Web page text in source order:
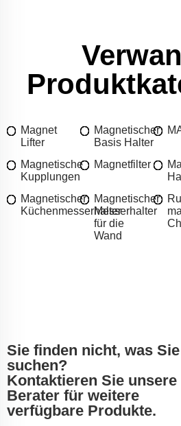
Magnet
Lifter
Magnetischer
Basis Halter
Magnetische
Kupplungen
Magnetfilter
Magnetischer
Küchenmesserhalter
Magnetischer
Messerhalter
für die
Wand
Sie finden nicht, was Sie
suchen?
Kontaktieren Sie unsere
Berater für weitere
verfügbare Produkte.